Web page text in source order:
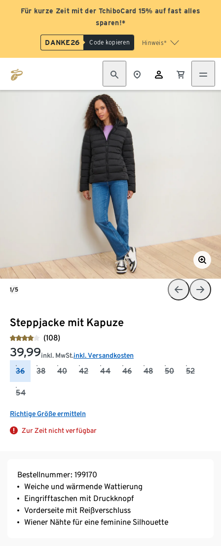
Für kurze Zeit mit der TchiboCard 15% auf fast alles
sparen!*
DANKE26 Code kopieren Hinweis*
Steppjacke mit Kapuze
(108)
39,99inkl. MwSt.inkl. Versandkosten
36 38 40 42 44 46 48 50 52
54
Richtige Größe ermitteln
Zur Zeit nicht verfügbar
1/5
Bestellnummer: 199170
Weiche und wärmende Wattierung
Eingrifftaschen mit Druckknopf
Vorderseite mit Reißverschluss
Wiener Nähte für eine feminine Silhouette